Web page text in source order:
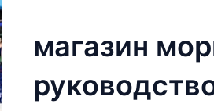
магазин